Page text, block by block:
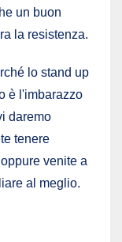
un buon
la resistenza.
lo stand up
è l'imbarazzo
daremo
tenere
venite a
al meglio.